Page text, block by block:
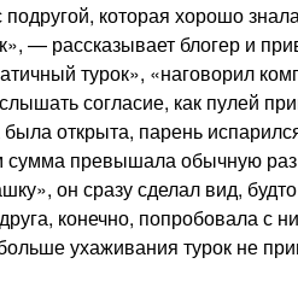
которая хорошо
— рассказывает блогер и
турок», «наговорил
согласие, как пулей
открыта, парень
сумма превышала обычную
он сразу сделал вид,
конечно, попробовала с
ухаживания турок не